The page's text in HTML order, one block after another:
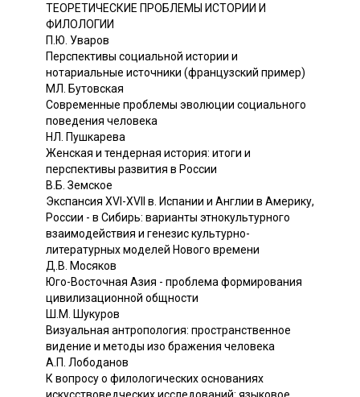
ТЕОРЕТИЧЕСКИЕ ПРОБЛЕМЫ ИСТОРИИ И
ФИЛОЛОГИИ
П.Ю. Уваров
Перспективы социальной истории и
нотариальные источники (французский пример)
МЛ. Бутовская
Современные проблемы эволюции социального
поведения человека
НЛ. Пушкарева
Женская и тендерная история: итоги и
перспективы развития в России
В.Б. Земское
Экспансия XVI-XVII в. Испании и Англии в Америку,
России - в Сибирь: варианты этнокультурного
взаимодействия и генезис культурно-
литературных моделей Нового времени
Д.В. Мосяков
Юго-Восточная Азия - проблема формирования
цивилизационной общности
Ш.М. Шукуров
Визуальная антропология: пространственное
видение и методы изо бражения человека
А.П. Лободанов
К вопросу о филологических основаниях
искусствоведческих исследований: языковое